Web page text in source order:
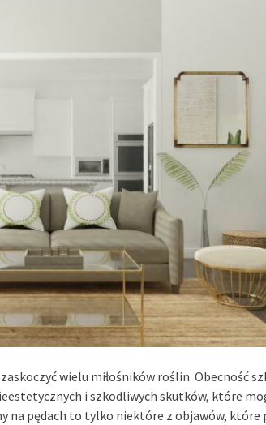
wielu miłośników roślin. Obecność
i szkodliwych skutków, które
na pędach to tylko niektóre z objawów, które